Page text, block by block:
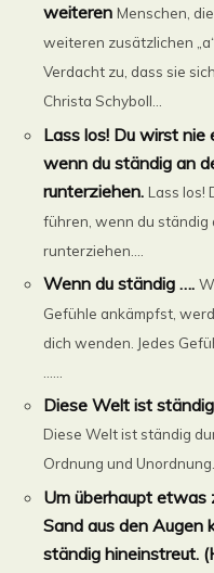
weiteren Menschen,
weiteren zusätzlichen
Verdacht zu, dass sie
Christa Schyboll...
Lass los! Du wirst nie
wenn du ständig an
runterziehen. Lass los!
führen, wenn du ständig
runterziehen....
Wenn du ständig ….
Gefühle ankämpfst,
dich wenden. Jedes
Diese Welt ist
Diese Welt ist ständig
Ordnung und
Um überhaupt etwas
Sand aus den Augen
ständig hineinstreut.